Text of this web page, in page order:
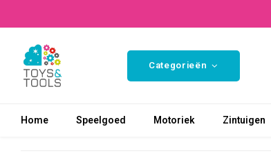
Categorieën
Home Speelgoed Motoriek Zintuigen